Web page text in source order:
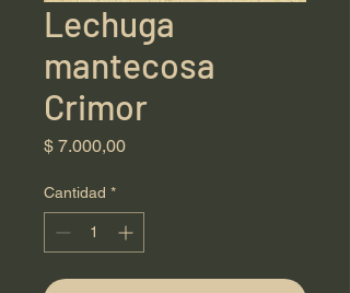
Lechuga
mantecosa
Crimor
$ 7.000,00Precio
Cantidad *